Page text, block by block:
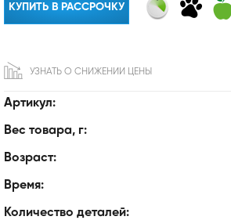
Артикул:
Вес товара, г:
Возраст:
Время:
Количество деталей:
КУПИТЬ В РАССРОЧКУ
УЗНАТЬ О СНИЖЕНИИ ЦЕНЫ